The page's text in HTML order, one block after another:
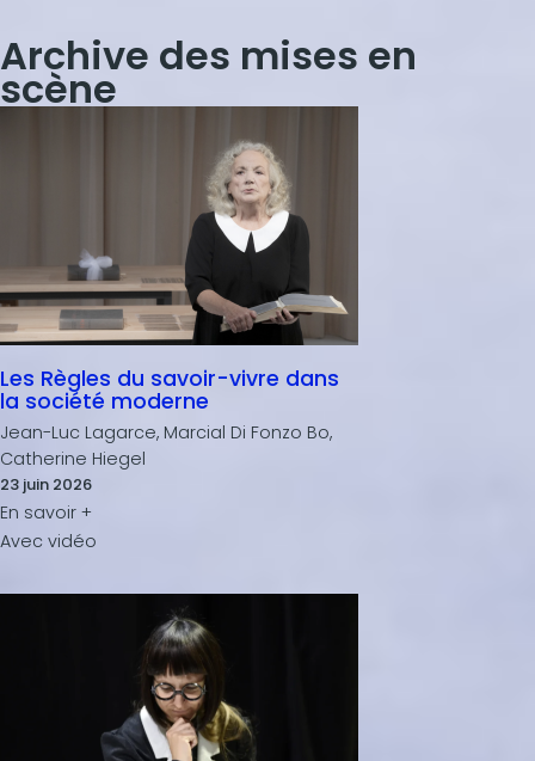
Archive des mises en
scène
Les Règles du savoir-vivre dans
la société moderne
Jean-Luc Lagarce, Marcial Di Fonzo Bo,
Catherine Hiegel
23 juin 2026